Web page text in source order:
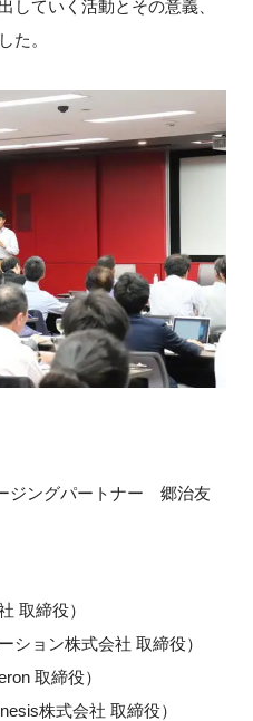
る
していく活動とその意義、
た。
ジングパートナー 郷治友
取締役）
ション株式会社 取締役）
取締役）
株式会社 取締役）